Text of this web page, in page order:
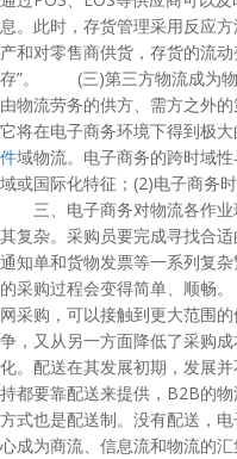
息。此时，存货管理采用反应
产和对零售商供货，存货的流
存”。 (三)第三方物流成为物
由物流劳务的供方、需方之外
它将在电子商务环境下得到极
件域物流。电子商务的跨时域
域或国际化特征；(2)电子商务
三、电子商务对物流各作
其复杂。采购员要完成寻找合
通知单和货物发票等一系列复
的采购过程会变得简单、顺
网采购，可以接触到更大范围
争，又从另一方面降低了
化。配送在其发展初期，发展
持都要靠配送来提供，B2B的
方式也是配送制。没有配送
心成为商流、信息流和物流的